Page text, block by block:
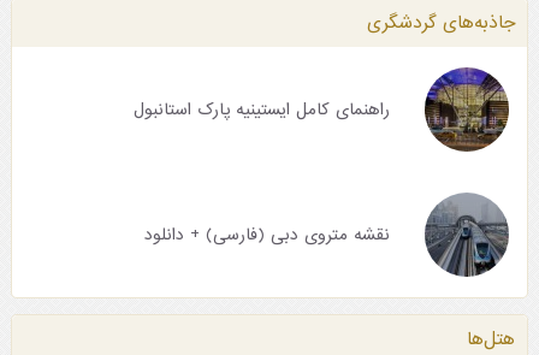
جاذبه‌های گردشگری
راهنمای کامل ایستینیه پارک استانبول
نقشه متروی دبی (فارسی) + دانلود
هتل‌ها